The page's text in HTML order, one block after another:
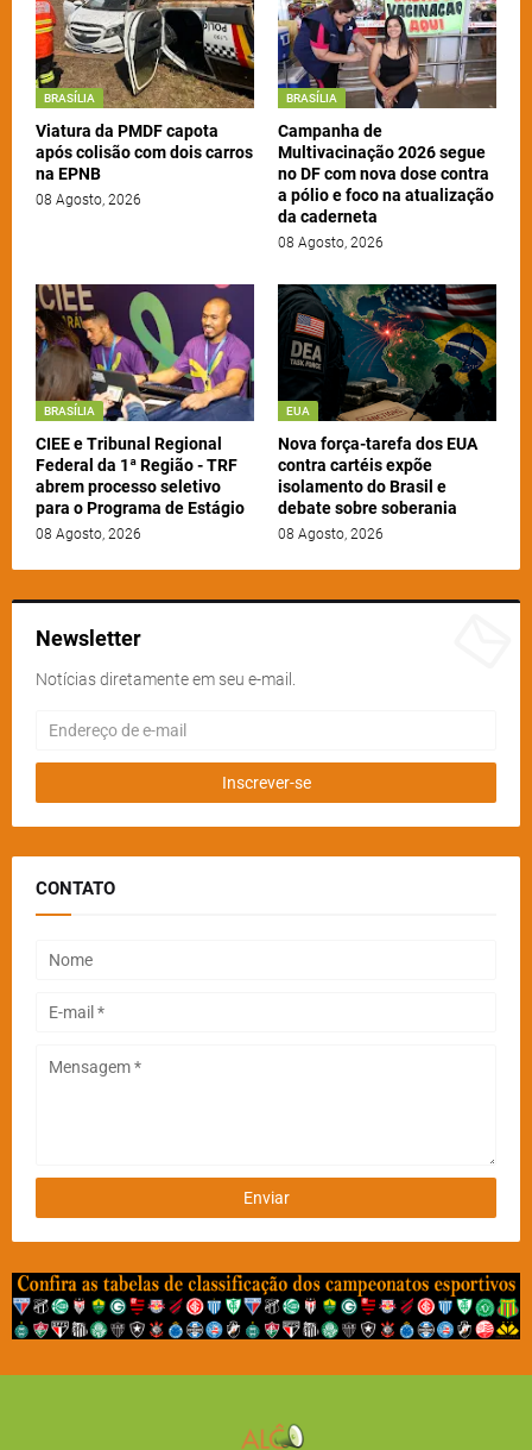
BRASÍLIA
Viatura da PMDF capota
após colisão com dois carros
na EPNB
08 Agosto, 2026
BRASÍLIA
Campanha de
Multivacinação 2026 segue
no DF com nova dose contra
a pólio e foco na atualização
da caderneta
08 Agosto, 2026
BRASÍLIA
CIEE e Tribunal Regional
Federal da 1ª Região - TRF
abrem processo seletivo
para o Programa de Estágio
08 Agosto, 2026
EUA
Nova força-tarefa dos EUA
contra cartéis expõe
isolamento do Brasil e
debate sobre soberania
08 Agosto, 2026
Newsletter
Notícias diretamente em seu e-mail.
CONTATO